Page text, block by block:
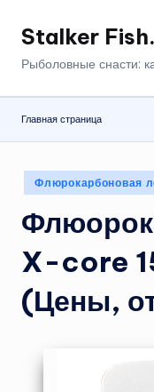
Перейти
Stalker Fish.
Рыболовные снасти:
Главная страница
Опубликовано
в
Флюрокарбоновая
X-core
(Цены,